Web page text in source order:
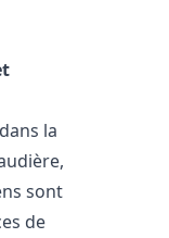
la
sont
de